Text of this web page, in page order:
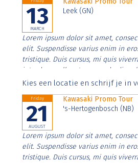
13
MARCH
Leek (GN)
Lorem ipsum dolor sit amet,
elit. Suspendisse varius enim in
tristique. Duis cursus, mi quis
interdum nulla, ut commodo diam
Aenean faucibus nibh et justo
Kies een locatie en schrijf je in
Friday
21
AUGUST
Kawasaki Promo Tour
's-Hertogenbosch (NB)
Lorem ipsum dolor sit amet,
elit. Suspendisse varius enim in
tristique. Duis cursus, mi quis